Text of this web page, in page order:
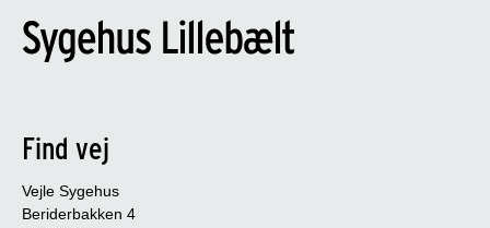
Find vej
Vejle Sygehus
Beriderbakken 4